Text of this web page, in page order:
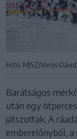
Fotó: MJSZ/Vörös Dávid
Barátságos
után egy
játszottak. A
emberelőnyből, a